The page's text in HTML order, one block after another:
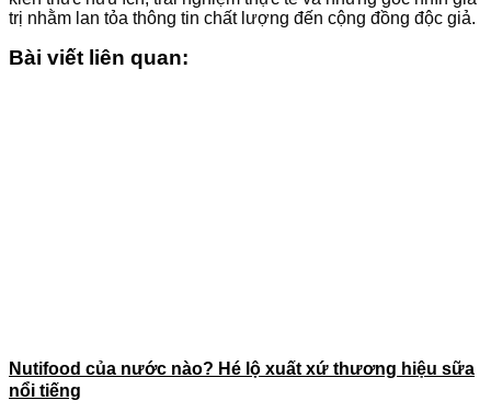
trị nhằm lan tỏa thông tin chất lượng đến cộng đồng độc giả.
Bài viết liên quan:
Nutifood của nước nào? Hé lộ xuất xứ thương hiệu sữa
nổi tiếng